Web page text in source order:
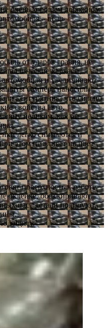
очень хорошем дорожном
– вещь
от ударов гравия, не
каркасы,
и увеличивают
бампера наносили
кенгурятник, что сильно
свойства авто.
целиком, как бы
легко снимаются и
этом не влияет на цвет
поверхность к работе.
оклейке, обезжиривают.
паст детали полируют,
защиту.